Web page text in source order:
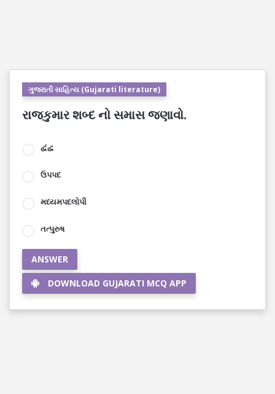
ગુજરાતી સાહિત્ય (Gujarati literature)
રાજકુમાર શબ્દ નો સમાસ જણાવો.
દ્વંદ્વ
ઉપપદ
મધ્યમપદલોપી
તત્પુરુષ
ANSWER
DOWNLOAD GUJARATI MCQ APP